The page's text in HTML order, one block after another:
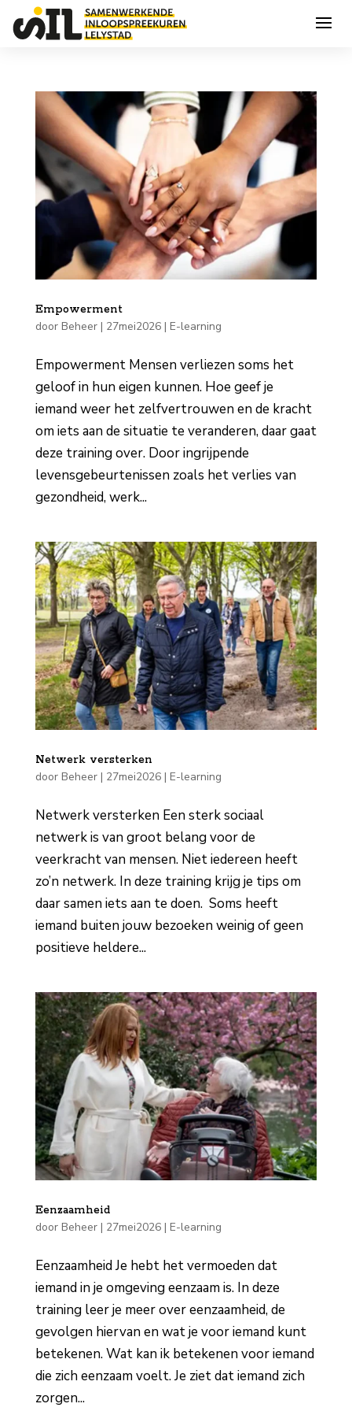
Empowerment
door Beheer| 27mei2026| E-learning
Empowerment Mensen verliezen soms het
geloof in hun eigen kunnen. Hoe geef je
iemand weer het zelfvertrouwen en de kracht
om iets aan de situatie te veranderen, daar gaat
deze training over. Door ingrijpende
levensgebeurtenissen zoals het verlies van
gezondheid, werk...
Netwerk versterken
door Beheer| 27mei2026| E-learning
Netwerk versterken Een sterk sociaal
netwerk is van groot belang voor de
veerkracht van mensen. Niet iedereen heeft
zo’n netwerk. In deze training krijg je tips om
daar samen iets aan te doen. Soms heeft
iemand buiten jouw bezoeken weinig of geen
positieve heldere...
Eenzaamheid
door Beheer| 27mei2026| E-learning
Eenzaamheid Je hebt het vermoeden dat
iemand in je omgeving eenzaam is. In deze
training leer je meer over eenzaamheid, de
gevolgen hiervan en wat je voor iemand kunt
betekenen. Wat kan ik betekenen voor iemand
die zich eenzaam voelt. Je ziet dat iemand zich
zorgen...